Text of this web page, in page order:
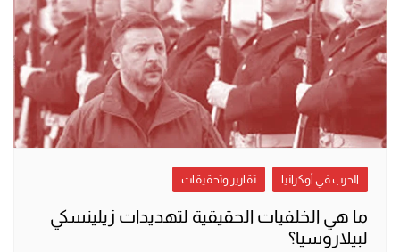
الحرب في أوكرانيا تقارير وتحقيقات
ما هي الخلفيات الحقيقية لتهديدات زيلينسكي
لبيلاروسيا؟